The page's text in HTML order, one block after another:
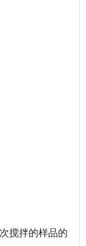
搅拌的样品的